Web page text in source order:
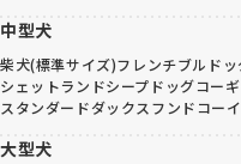
中型犬
柴犬(標準サイズ)フレンチブルドッ
シェットランドシープドッグコー
スタンダードダックスフンドコー
大型犬